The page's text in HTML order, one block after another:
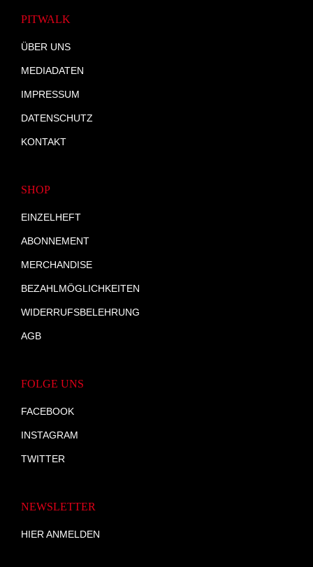
PITWALK
ÜBER UNS
MEDIADATEN
IMPRESSUM
DATENSCHUTZ
KONTAKT
SHOP
EINZELHEFT
ABONNEMENT
MERCHANDISE
BEZAHLMÖGLICHKEITEN
WIDERRUFSBELEHRUNG
AGB
FOLGE UNS
FACEBOOK
INSTAGRAM
TWITTER
NEWSLETTER
HIER ANMELDEN